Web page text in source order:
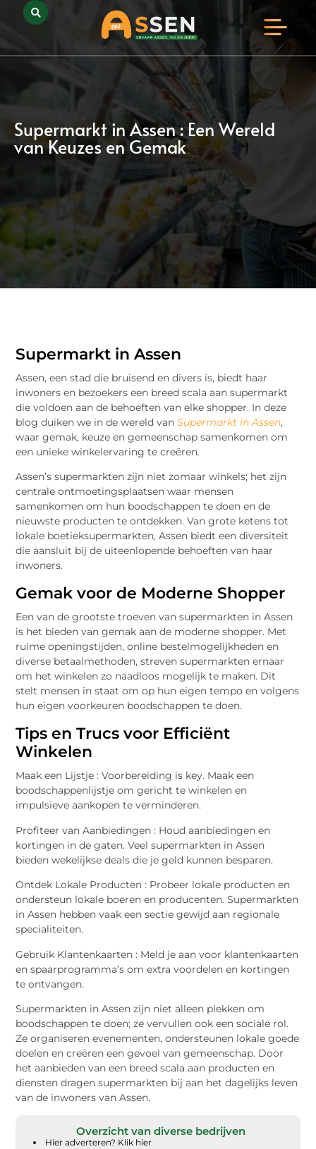
Supermarkt in Assen : Een Wereld
van Keuzes en Gemak
Supermarkt in Assen
Assen, een stad die bruisend en divers is, biedt haar
inwoners en bezoekers een breed scala aan supermarkt
die voldoen aan de behoeften van elke shopper. In deze
blog duiken we in de wereld vanSupermarkt in Assen,
waar gemak, keuze en gemeenschap samenkomen om
een unieke winkelervaring te creëren.
Assen’s supermarkten zijn niet zomaar winkels; het zijn
centrale ontmoetingsplaatsen waar mensen
samenkomen om hun boodschappen te doen en de
nieuwste producten te ontdekken. Van grote ketens tot
lokale boetieksupermarkten, Assen biedt een diversiteit
die aansluit bij de uiteenlopende behoeften van haar
inwoners.
Gemak voor de Moderne Shopper
Een van de grootste troeven van supermarkten in Assen
is het bieden van gemak aan de moderne shopper. Met
ruime openingstijden, online bestelmogelijkheden en
diverse betaalmethoden, streven supermarkten ernaar
om het winkelen zo naadloos mogelijk te maken. Dit
stelt mensen in staat om op hun eigen tempo en volgens
hun eigen voorkeuren boodschappen te doen.
Tips en Trucs voor Efficiënt
Winkelen
Maak een Lijstje : Voorbereiding is key. Maak een
boodschappenlijstje om gericht te winkelen en
impulsieve aankopen te verminderen.
Profiteer van Aanbiedingen : Houd aanbiedingen en
kortingen in de gaten. Veel supermarkten in Assen
bieden wekelijkse deals die je geld kunnen besparen.
Ontdek Lokale Producten : Probeer lokale producten en
ondersteun lokale boeren en producenten. Supermarkten
in Assen hebben vaak een sectie gewijd aan regionale
specialiteiten.
Gebruik Klantenkaarten : Meld je aan voor klantenkaarten
en spaarprogramma’s om extra voordelen en kortingen
te ontvangen.
Supermarkten in Assen zijn niet alleen plekken om
boodschappen te doen; ze vervullen ook een sociale rol.
Ze organiseren evenementen, ondersteunen lokale goede
doelen en creëren een gevoel van gemeenschap. Door
het aanbieden van een breed scala aan producten en
diensten dragen supermarkten bij aan het dagelijks leven
van de inwoners van Assen.
Overzicht van diverse bedrijven
Hier adverteren? Klik hier